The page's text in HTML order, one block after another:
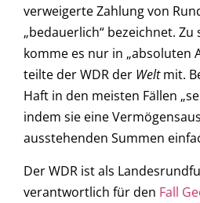
verweigerte Zahlung von
„bedauerlich“ bezeichnet.
komme es nur in „absoluten
teilte der WDR der Weltmit.
Haft in den meisten Fällen
indem sie eine
ausstehenden Summen
Der WDR ist als
verantwortlich für den Fall